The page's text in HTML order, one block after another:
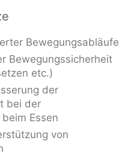
Bewegungsabläufe
Bewegungssicherheit
etc.)
der
bei der
Essen
von